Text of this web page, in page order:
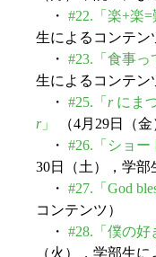
・ #22.「楽+楽=
生によるコンテン
・ #23.「食事っ
生によるコンテン
・ #25.「 rにま
r」
（4月29日（
・ #26.「ショー
30日（土），学部
・ #27.「God
コンテンツ）
・ #28.「僕の好
（火），学部生に